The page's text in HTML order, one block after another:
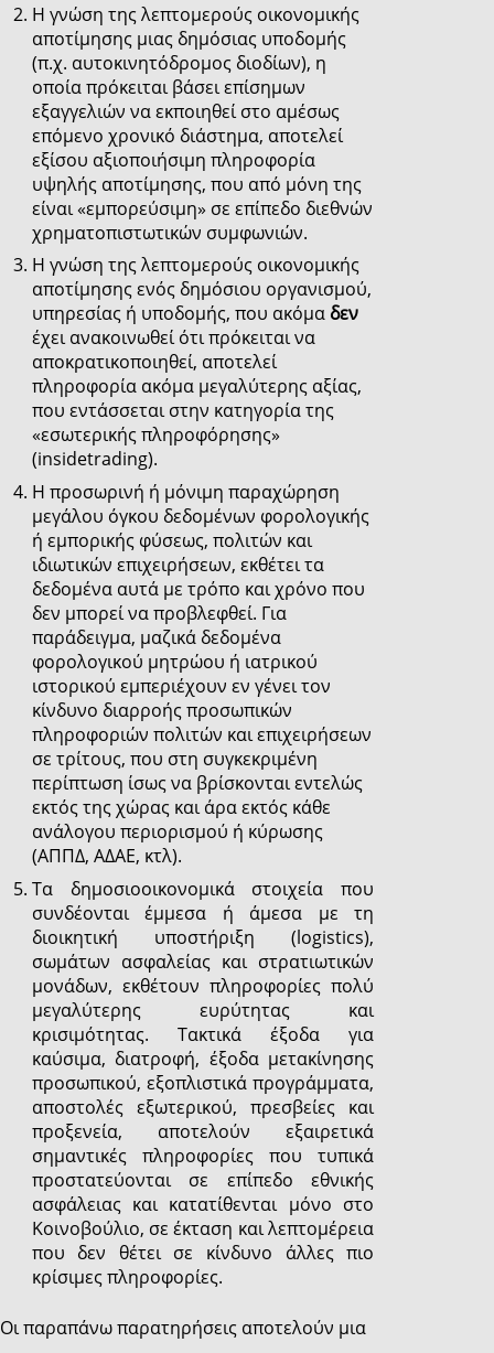
Η γνώση της λεπτομερούς οικονομικής
αποτίμησης μιας δημόσιας υποδομής
(π.χ. αυτοκινητόδρομος διοδίων), η
οποία πρόκειται βάσει επίσημων
εξαγγελιών να εκποιηθεί στο αμέσως
επόμενο χρονικό διάστημα, αποτελεί
εξίσου αξιοποιήσιμη πληροφορία
υψηλής αποτίμησης, που από μόνη της
είναι «εμπορεύσιμη» σε επίπεδο διεθνών
χρηματοπιστωτικών συμφωνιών.
Η γνώση της λεπτομερούς οικονομικής
αποτίμησης ενός δημόσιου οργανισμού,
υπηρεσίας ή υποδομής, που ακόμα δεν
έχει ανακοινωθεί ότι πρόκειται να
αποκρατικοποιηθεί, αποτελεί
πληροφορία ακόμα μεγαλύτερης αξίας,
που εντάσσεται στην κατηγορία της
«εσωτερικής πληροφόρησης»
(insidetrading).
Η προσωρινή ή μόνιμη παραχώρηση
μεγάλου όγκου δεδομένων φορολογικής
ή εμπορικής φύσεως, πολιτών και
ιδιωτικών επιχειρήσεων, εκθέτει τα
δεδομένα αυτά με τρόπο και χρόνο που
δεν μπορεί να προβλεφθεί. Για
παράδειγμα, μαζικά δεδομένα
φορολογικού μητρώου ή ιατρικού
ιστορικού εμπεριέχουν εν γένει τον
κίνδυνο διαρροής προσωπικών
πληροφοριών πολιτών και επιχειρήσεων
σε τρίτους, που στη συγκεκριμένη
περίπτωση ίσως να βρίσκονται εντελώς
εκτός της χώρας και άρα εκτός κάθε
ανάλογου περιορισμού ή κύρωσης
(ΑΠΠΔ, ΑΔΑΕ, κτλ).
Τα δημοσιοοικονομικά στοιχεία που
συνδέονται έμμεσα ή άμεσα με τη
διοικητική υποστήριξη (logistics),
σωμάτων ασφαλείας και στρατιωτικών
μονάδων, εκθέτουν πληροφορίες πολύ
μεγαλύτερης ευρύτητας και
κρισιμότητας. Τακτικά έξοδα για
καύσιμα, διατροφή, έξοδα μετακίνησης
προσωπικού, εξοπλιστικά προγράμματα,
αποστολές εξωτερικού, πρεσβείες και
προξενεία, αποτελούν εξαιρετικά
σημαντικές πληροφορίες που τυπικά
προστατεύονται σε επίπεδο εθνικής
ασφάλειας και κατατίθενται μόνο στο
Κοινοβούλιο, σε έκταση και λεπτομέρεια
που δεν θέτει σε κίνδυνο άλλες πιο
κρίσιμες πληροφορίες.
Οι παραπάνω παρατηρήσεις αποτελούν μια